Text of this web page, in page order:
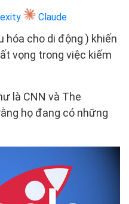
Claude
hóa cho di động ) khiến
vọng trong việc kiếm
là CNN và The
họ đang có những